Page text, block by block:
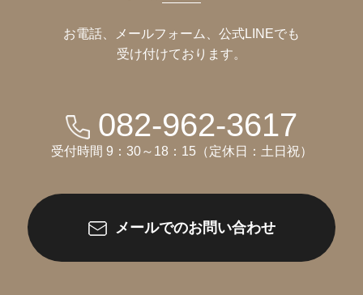
お電話、メールフォーム、公式LINEでも
受け付けております。
082-962-3617
受付時間 9：30～18：15（定休日：土日祝）
メールでのお問い合わせ